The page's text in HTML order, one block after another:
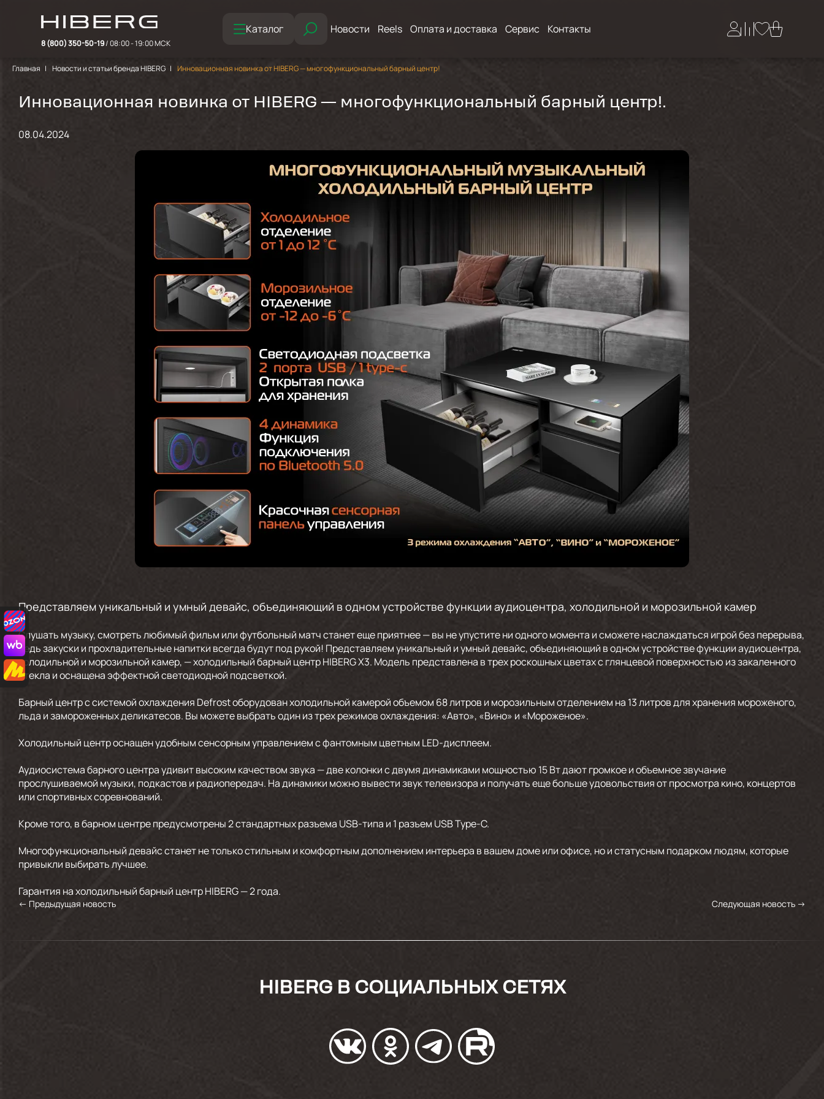
8 (800) 350-50-19/ 08:00 - 19:00 МСК
Каталог Новости Reels Оплата и доставка Сервис Контакты
Главная Новости и статьи бренда HIBERG Инновационная новинка от HIBERG — многофункциональный барный центр!
Инновационная новинка от HIBERG — многофункциональный барный центр!.
08.04.2024
Представляем уникальный и умный девайс, объединяющий в одном устройстве функции аудиоцентра, холодильной и морозильной камер
Слушать музыку, смотреть любимый фильм или футбольный матч станет еще приятнее — вы не упустите ни одного момента и сможете наслаждаться игрой без перерыва,
ведь закуски и прохладительные напитки всегда будут под рукой! Представляем уникальный и умный девайс, объединяющий в одном устройстве функции аудиоцентра,
холодильной и морозильной камер, — холодильный барный центр HIBERG X3. Модель представлена в трех роскошных цветах с глянцевой поверхностью из закаленного
стекла и оснащена эффектной светодиодной подсветкой.
Барный центр с системой охлаждения Defrost оборудован холодильной камерой объемом 68 литров и морозильным отделением на 13 литров для хранения мороженого,
льда и замороженных деликатесов. Вы можете выбрать один из трех режимов охлаждения: «Авто», «Вино» и «Мороженое».
Холодильный центр оснащен удобным сенсорным управлением с фантомным цветным LED-дисплеем.
Аудиосистема барного центра удивит высоким качеством звука — две колонки с двумя динамиками мощностью 15 Вт дают громкое и объемное звучание
прослушиваемой музыки, подкастов и радиопередач. На динамики можно вывести звук телевизора и получать еще больше удовольствия от просмотра кино, концертов
или спортивных соревнований.
Кроме того, в барном центре предусмотрены 2 стандартных разъема USB-типа и 1 разъем USB Type-C.
Многофункциональный девайс станет не только стильным и комфортным дополнением интерьера в вашем доме или офисе, но и статусным подарком людям, которые
привыкли выбирать лучшее.
Гарантия на холодильный барный центр HIBERG — 2 года.
← Предыдущая новость Следующая новость →
HIBERG В СОЦИАЛЬНЫХ СЕТЯХ